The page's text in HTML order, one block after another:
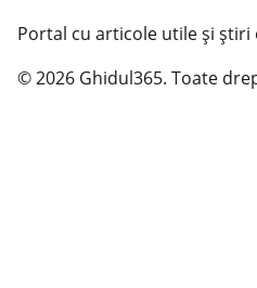
Portal cu articole utile și știri
© 2026 Ghidul365. Toate